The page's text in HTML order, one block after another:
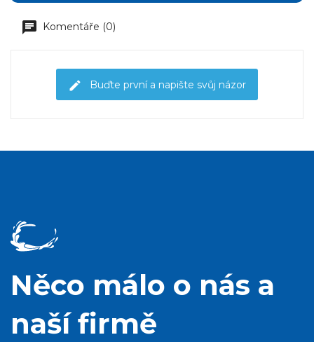
Komentáře (0)
Buďte první a napište svůj názor
Něco málo o nás a
naší firmě